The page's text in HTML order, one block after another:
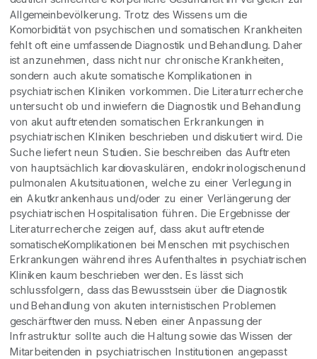
Allgemeinbevölkerung. Trotz des Wissens um die
Komorbidität von psychischen und somatischen Krankheiten
fehlt oft eine umfassende Diagnostik und Behandlung. Daher
ist anzunehmen, dass nicht nur chronische Krankheiten,
sondern auch akute somatische Komplikationen in
psychiatrischen Kliniken vorkommen. Die Literaturrecherche
untersucht ob und inwiefern die Diagnostik und Behandlung
von akut auftretenden somatischen Erkrankungen in
psychiatrischen Kliniken beschrieben und diskutiert wird. Die
Suche liefert neun Studien. Sie beschreiben das Auftreten
von hauptsächlich kardiovaskulären, endokrinologischenund
pulmonalen Akutsituationen, welche zu einer Verlegung in
ein Akutkrankenhaus und/oder zu einer Verlängerung der
psychiatrischen Hospitalisation führen. Die Ergebnisse der
Literaturrecherche zeigen auf, dass akut auftretende
somatischeKomplikationen bei Menschen mit psychischen
Erkrankungen während ihres Aufenthaltes in psychiatrischen
Kliniken kaum beschrieben werden. Es lässt sich
schlussfolgern, dass das Bewusstsein über die Diagnostik
und Behandlung von akuten internistischen Problemen
geschärftwerden muss. Neben einer Anpassung der
Infrastruktur sollte auch die Haltung sowie das Wissen der
Mitarbeitenden in psychiatrischen Institutionen angepasst